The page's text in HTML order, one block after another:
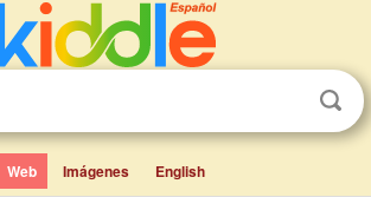
Web Imágenes English